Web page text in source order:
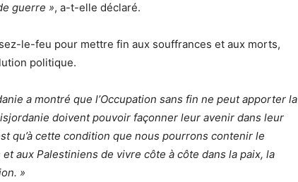
guerre », a-t-elle déclaré.
le-feu pour mettre fin aux souffrances et aux morts,
politique.
a montré que l’Occupation sans fin ne peut apporter la
doivent pouvoir façonner leur avenir dans leur
qu’à cette condition que nous pourrons contenir le
aux Palestiniens de vivre côte à côte dans la paix, la
»